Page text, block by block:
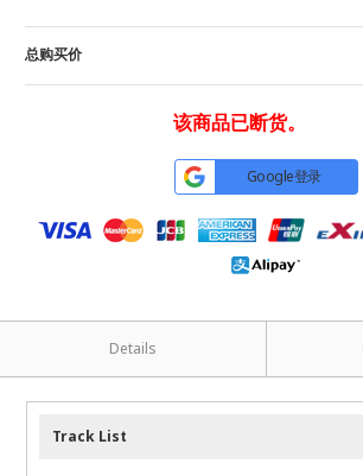
总购买价
该商品已断货。
Google登录
Details
Track List